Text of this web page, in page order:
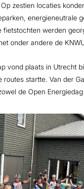
zestien locaties
energieneutrale
fietstochten werden
onder andere de
vond plaats in Utrecht
routes startte. Van der
de Open